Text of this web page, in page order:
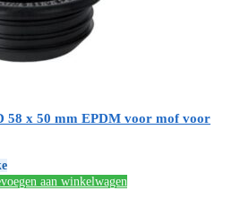
58 x 50 mm EPDM voor mof voor
aan winkelwagen